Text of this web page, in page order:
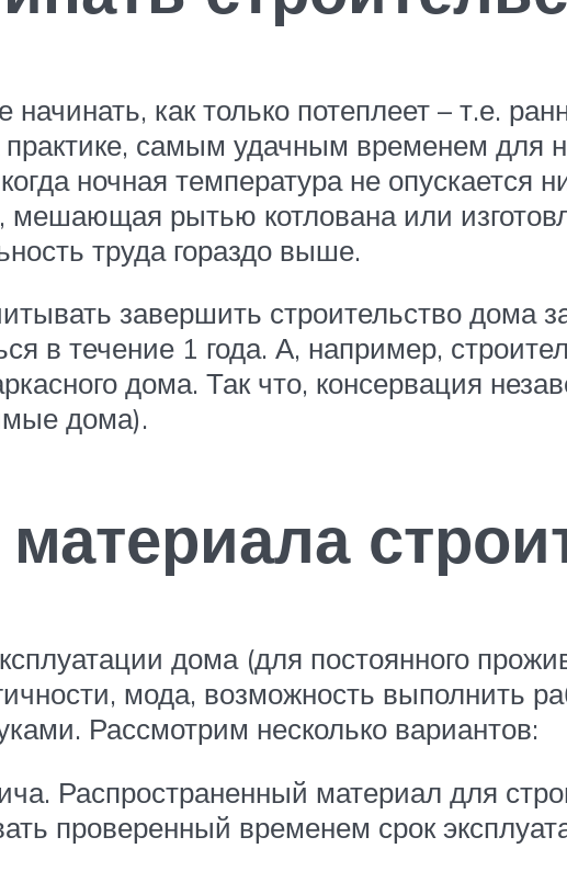
как только потеплеет – т.е.
самым удачным временем для
ночная температура не опускается
мешающая рытью котлована или
труда гораздо выше.
завершить строительство дома
в течение 1 года. А, например,
дома. Так что, консервация
дома).
материала
дома (для постоянного
мода, возможность выполнить
Рассмотрим несколько вариантов:
Распространенный материал для
проверенный временем срок